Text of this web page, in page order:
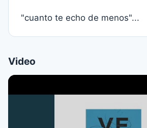
"cuanto te echo de menos"...
Video